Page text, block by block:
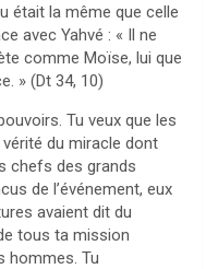
était la même que celle
avec Yahvé : « Il ne
comme Moïse, lui que
» (Dt 34, 10)
Tu veux que les
du miracle dont
chefs des grands
de l’événement, eux
avaient dit du
tous ta mission
hommes. Tu